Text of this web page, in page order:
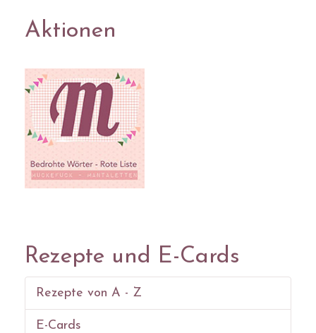
Aktionen
Rezepte und E-Cards
Rezepte von A - Z
E-Cards